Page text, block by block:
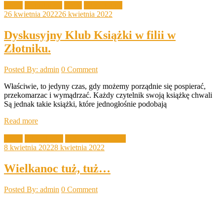
26 kwietnia 202226 kwietnia 2022
Dyskusyjny Klub Książki w filii w
Złotniku.
Posted By: admin 0 Comment
Właściwie, to jedyny czas, gdy możemy porządnie się pospierać,
przekomarzac i wymądrzać. Każdy czytelnik swoją książkę chwali
Są jednak takie książki, które jednogłośnie podobają
Read more
8 kwietnia 20228 kwietnia 2022
Wielkanoc tuż, tuż…
Posted By: admin 0 Comment